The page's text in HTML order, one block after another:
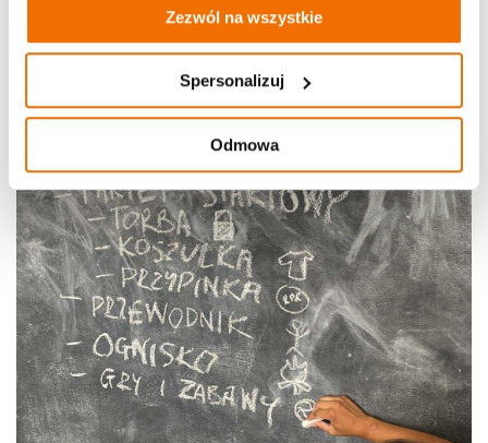
Zezwól na wszystkie
Spersonalizuj
Odmowa